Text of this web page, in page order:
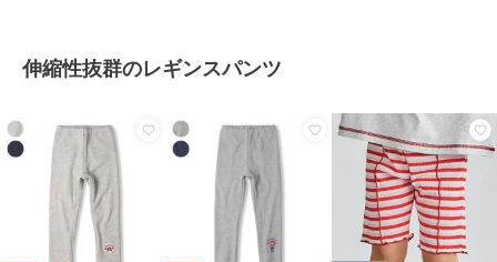
伸縮性抜群のレギンスパンツ